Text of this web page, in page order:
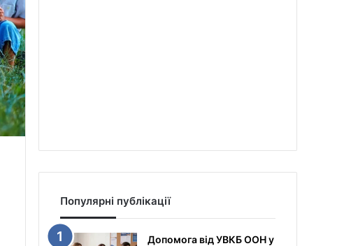
Популярні публікації
Допомога від УВКБ ООН у